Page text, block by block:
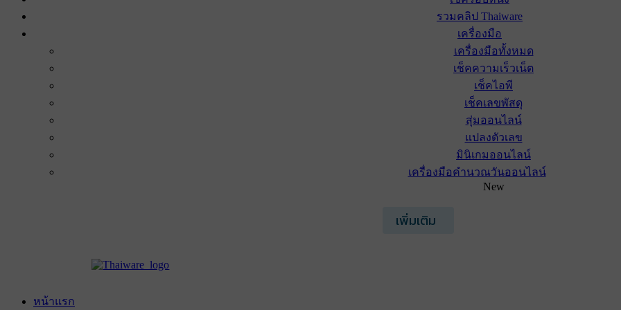
รวมคลิป Thaiware
เครื่องมือ
เครื่องมือทั้งหมด
เช็คความเร็วเน็ต
เช็คไอพี
เช็คเลขพัสดุ
สุ่มออนไลน์
แปลงตัวเลข
มินิเกมออนไลน์
เครื่องมือคำนวณวันออนไลน์
New
เพิ่มเติม
หน้าแรก